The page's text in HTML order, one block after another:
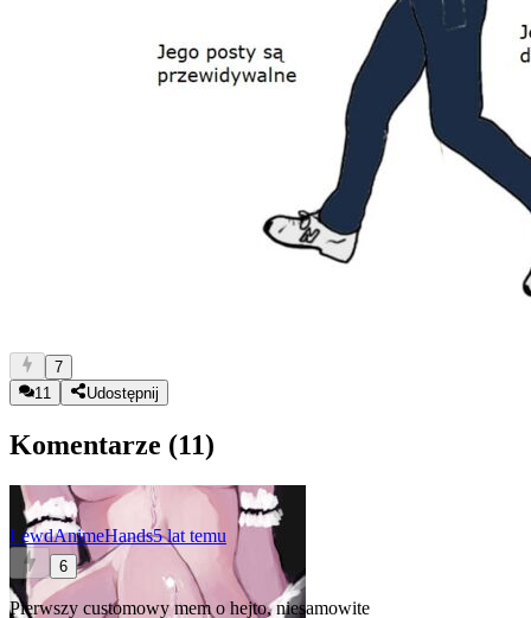
7
11
Udostępnij
Komentarze (11)
LewdAnimeHands5 lat temu
6
Pierwszy customowy mem o hejto, niesamowite